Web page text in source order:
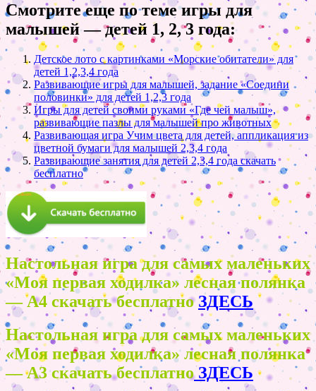
Смотрите еще по теме игры для
малышей — детей 1, 2, 3 года:
Детское лото с картинками «Морские обитатели» для
детей 1,2,3,4 года
Развивающие игры для малышей, задание «Соедини
половинки» для детей 1,2,3 года
Игры для детей своими руками «Где чей малыш»,
развивающие пазлы для малышей про животных
Развивающая игра Учим цвета для детей, аппликация из
цветной бумаги для малышей 2,3,4 года
Развивающие занятия для детей 2,3,4 года скачать
бесплатно
Настольная игра для самых маленьких
«Моя первая ходилка» лесная полянка
— А4 скачать бесплатно ЗДЕСЬ
Настольная игра для самых маленьких
«Моя первая ходилка» лесная полянка
— А3 скачать бесплатноЗДЕСЬ